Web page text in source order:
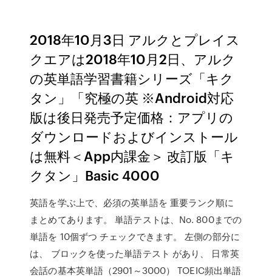
2018年10月3日 アルクとプレイス
クエアは2018年10月2日、アルク
の英単語学習書籍シリーズ「キク
タン」「究極の英 ※Android対応
版は後日発売予定価格：アプリの
ダウンロードおよびインストール
は無料＜App内課金＞ 改訂版「キ
クタン」Basic 4000
英語を学ぶ上で、必須の英単語を 重要ランク順に
まとめてあります。 単語テストは、No. 800までの
単語を 10個ずつ チェックできます。 左側の部分に
は、 ブロックを使った単語テスト があり、 日常英
会話の基本英単語（2901～3000） TOEIC頻出単語